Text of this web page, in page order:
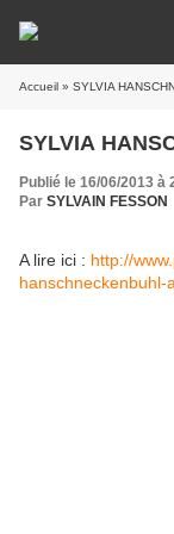
Accueil » SYLVIA
SYLVIA
Publié le 16/06/2013 à
Par SYLVAIN FESSON
A lire ici : http://
hanschneckenbuhl-